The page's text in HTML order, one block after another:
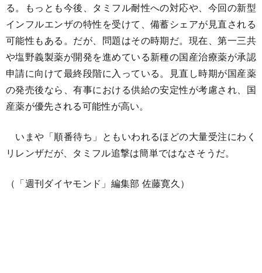
る。もっとも今後、タミフル耐性への対応や、今回の新型
インフルエンザの特性を受けて、備蓄シェアが見直される
可能性もある。だが、問題はその時期だ。現在、第一三共
や塩野義製薬が開発を進めている新種の国産治療薬が承認
申請に向けて最終段階に入っている。見直し時期が国産薬
の発売後なら、有事における供給の安定性が考慮され、国
産薬が優先される可能性が高い。
いまや「順番待ち」ともいわれるほどの大量受注にわく
リレンザだが、タミフル追撃は簡単ではなさそうだ。
（「週刊ダイヤモンド」編集部 佐藤寛久）